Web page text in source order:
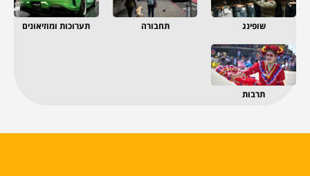
שופינג תחבורה תערוכות ומוזיאונים
תרבות